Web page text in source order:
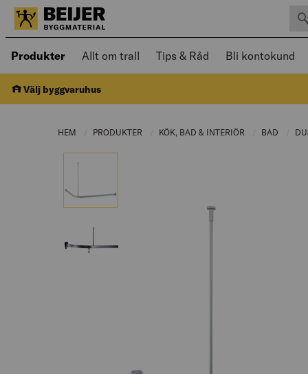
Produkter Öppnad meny kan navigeras med
Allt om trall Tips & Råd Bli kontokund
Välj byggvaruhus
HEM PRODUKTER CURRENT PAGE:
KÖK, BAD & INTERIÖR CURRENT
BAD